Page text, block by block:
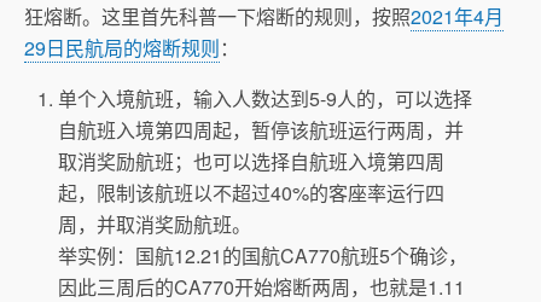
狂熔断。这里首先科普一下熔断的规则，按照2021年4月
29日民航局的熔断规则：
单个入境航班，输入人数达到5-9人的，可以选择
自航班入境第四周起，暂停该航班运行两周，并
取消奖励航班；也可以选择自航班入境第四周
起，限制该航班以不超过40%的客座率运行四
周，并取消奖励航班。
举实例：国航12.21的国航CA770航班5个确诊，
因此三周后的CA770开始熔断两周，也就是1.11